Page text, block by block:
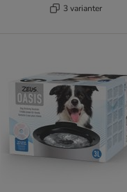
3 varianter